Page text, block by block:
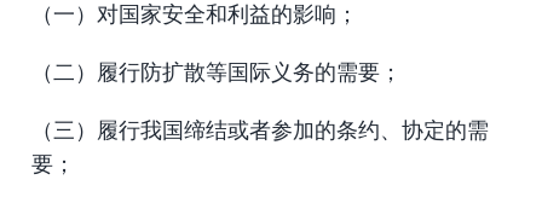
（一）对国家安全和利益的影响；
（二）履行防扩散等国际义务的需要；
（三）履行我国缔结或者参加的条约、协定的需
要；